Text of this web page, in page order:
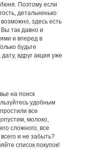
Поэтому если
детальненько
здесь есть
так давно и
и вперед в
будьте
вдруг акция уже
на поиск
удобным
все
молоко,
сложного, все
и не забыть?
список покупок!